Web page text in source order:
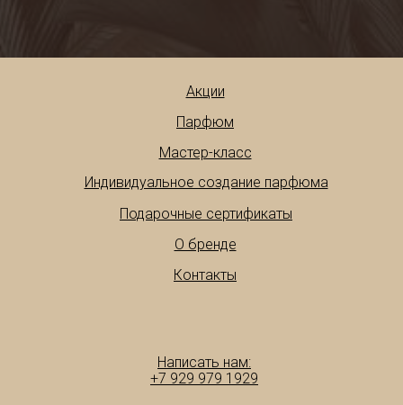
Написать нам:
+7 929 979 1929
Подарочные сертификаты
О бренде
Контакты
Акции
Парфюм
Мастер-класс
Индивидуальное создание парфюма